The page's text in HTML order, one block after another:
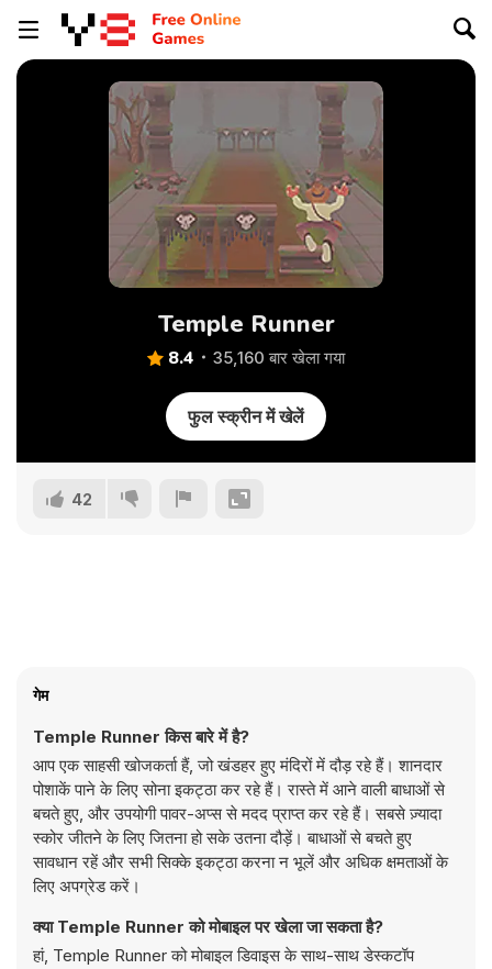
Temple Runner
8.4 35,160 बार खेला गया
फुल स्क्रीन में खेलें
42
गेम
Temple Runner किस बारे में है?
आप एक साहसी खोजकर्ता हैं, जो खंडहर हुए मंदिरों में दौड़ रहे हैं। शानदार
पोशाकें पाने के लिए सोना इकट्ठा कर रहे हैं। रास्ते में आने वाली बाधाओं से
बचते हुए, और उपयोगी पावर-अप्स से मदद प्राप्त कर रहे हैं। सबसे ज़्यादा
स्कोर जीतने के लिए जितना हो सके उतना दौड़ें। बाधाओं से बचते हुए
सावधान रहें और सभी सिक्के इकट्ठा करना न भूलें और अधिक क्षमताओं के
लिए अपग्रेड करें।
क्या Temple Runner को मोबाइल पर खेला जा सकता है?
हां, Temple Runner को मोबाइल डिवाइस के साथ-साथ डेस्कटॉप